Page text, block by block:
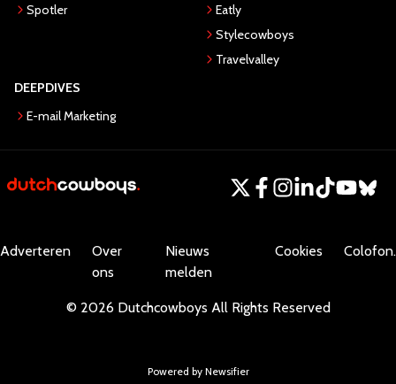
Spotler
Eatly
Stylecowboys
Travelvalley
DEEPDIVES
E-mail Marketing
Adverteren
Over
ons
Nieuws
melden
Cookies Colofon.
© 2026 Dutchcowboys All Rights Reserved
Powered by Newsifier